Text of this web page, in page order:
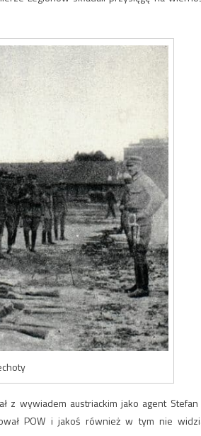
z wywiadem austriackim jako agent Stefan
POW i jakoś również w tym nie